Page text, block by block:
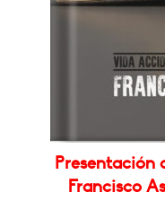
Presentación
Francisco